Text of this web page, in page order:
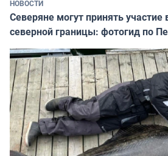
НОВОСТИ
Северяне могут принять участие
северной границы: фотогид по